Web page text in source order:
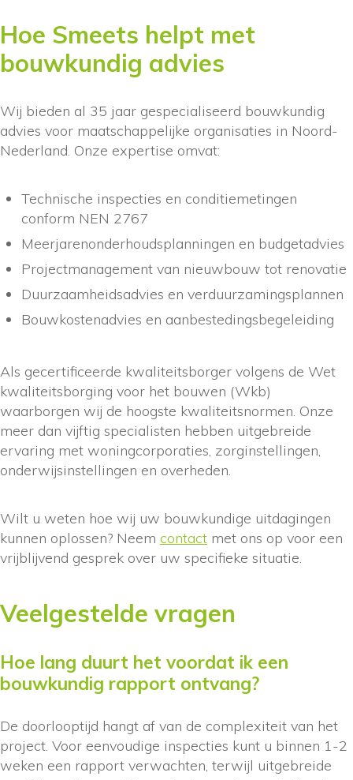
Hoe Smeets helpt met
bouwkundig advies
Wij bieden al 35 jaar gespecialiseerd bouwkundig
advies voor maatschappelijke organisaties in Noord-
Nederland. Onze expertise omvat:
Technische inspecties en conditiemetingen
conform NEN 2767
Meerjarenonderhoudsplanningen en budgetadvies
Projectmanagement van nieuwbouw tot renovatie
Duurzaamheidsadvies en verduurzamingsplannen
Bouwkostenadvies en aanbestedingsbegeleiding
Als gecertificeerde kwaliteitsborger volgens de Wet
kwaliteitsborging voor het bouwen (Wkb)
waarborgen wij de hoogste kwaliteitsnormen. Onze
meer dan vijftig specialisten hebben uitgebreide
ervaring met woningcorporaties, zorginstellingen,
onderwijsinstellingen en overheden.
Wilt u weten hoe wij uw bouwkundige uitdagingen
kunnen oplossen? Neem contact met ons op voor een
vrijblijvend gesprek over uw specifieke situatie.
Veelgestelde vragen
Hoe lang duurt het voordat ik een
bouwkundig rapport ontvang?
De doorlooptijd hangt af van de complexiteit van het
project. Voor eenvoudige inspecties kunt u binnen 1-2
weken een rapport verwachten, terwijl uitgebreide